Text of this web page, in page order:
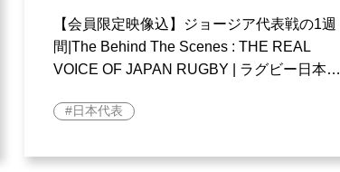
【会員限定映像込】ジョージア代表戦の1週
間|The Behind The Scenes : THE REAL
VOICE OF JAPAN RUGBY | ラグビー日本代
日本代表